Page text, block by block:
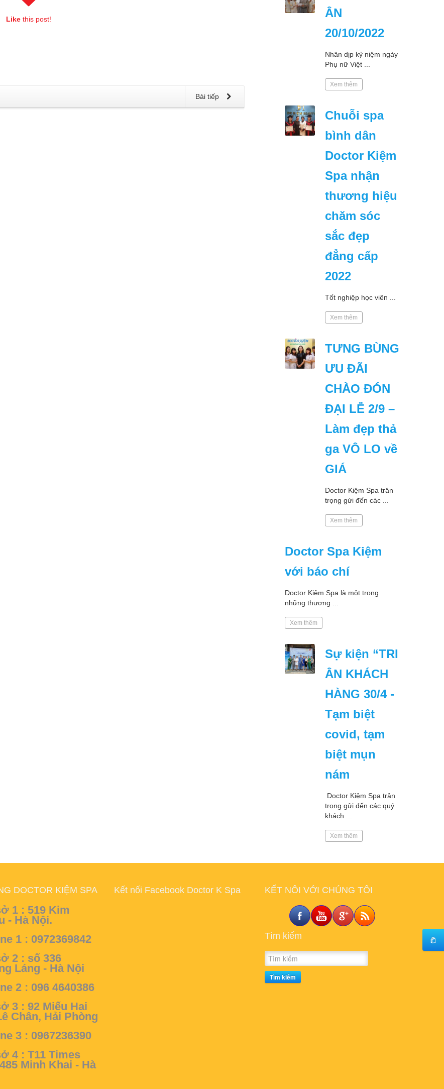
Like this post!
Bài tiếp
ÂN
20/10/2022
Nhân dịp kỷ niệm ngày
Phụ nữ Việt ...
Xem thêm
Chuỗi spa
bình dân
Doctor Kiệm
Spa nhận
thương hiệu
chăm sóc
sắc đẹp
đẳng cấp
2022
Tốt nghiệp học viên ...
Xem thêm
TƯNG BÙNG
ƯU ĐÃI
CHÀO ĐÓN
ĐẠI LỄ 2/9 –
Làm đẹp thả
ga VÔ LO về
GIÁ
Doctor Kiệm Spa trân
trọng gửi đến các ...
Xem thêm
Doctor Spa Kiệm
với báo chí
Doctor Kiệm Spa là một trong
những thương ...
Xem thêm
Sự kiện “TRI
ÂN KHÁCH
HÀNG 30/4 -
Tạm biệt
covid, tạm
biệt mụn
nám
Doctor Kiệm Spa trân
trọng gửi đến các quý
khách ...
Xem thêm
DOCTOR KIỆM SPA
1 : 519 Kim
- Hà Nội.
1 : 0972369842
2 : số 336
Láng - Hà Nội
2 : 096 4640386
3 : 92 Miếu Hai
Chân, Hải Phòng
3 : 0967236390
4 : T11 Times
Minh Khai - Hà
Kết nối Facebook Doctor K Spa KẾT NÔI VỚI CHÚNG TÔI
Tìm kiếm
Tìm kiếm